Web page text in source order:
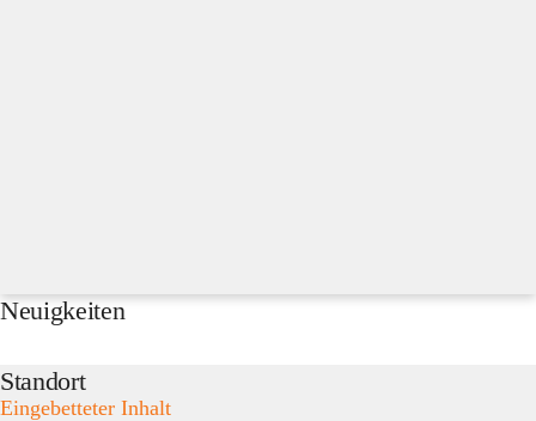
Neuigkeiten
Standort
Eingebetteter Inhalt